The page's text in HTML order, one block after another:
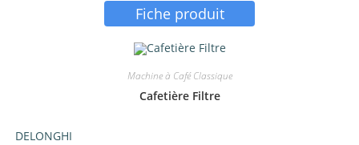
Fiche produit
Machine à Café Classique
Cafetière Filtre
DELONGHI